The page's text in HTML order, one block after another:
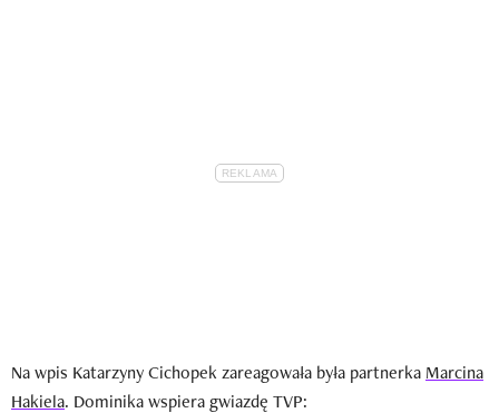
Na wpis Katarzyny Cichopek zareagowała była partnerka Marcina
Hakiela. Dominika wspiera gwiazdę TVP: